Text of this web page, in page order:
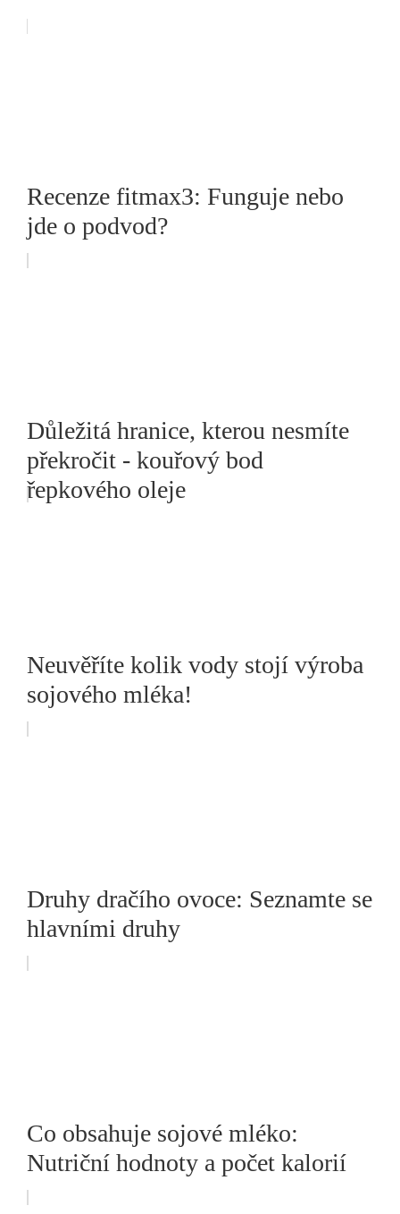
Recenze fitmax3: Funguje nebo
jde o podvod?
Důležitá hranice, kterou nesmíte
překročit - kouřový bod
řepkového oleje
Neuvěříte kolik vody stojí výroba
sojového mléka!
Druhy dračího ovoce: Seznamte se
hlavními druhy
Co obsahuje sojové mléko:
Nutriční hodnoty a počet kalorií